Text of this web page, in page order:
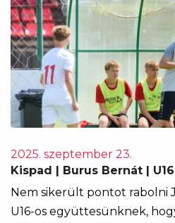
2025. szeptember 23.
Kispad | Burus Bernát | U16
Nem sikerült pontot rabolni
U16-os együttesünknek,